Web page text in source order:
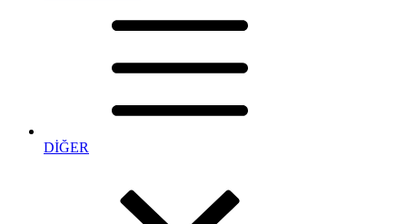
DİĞER